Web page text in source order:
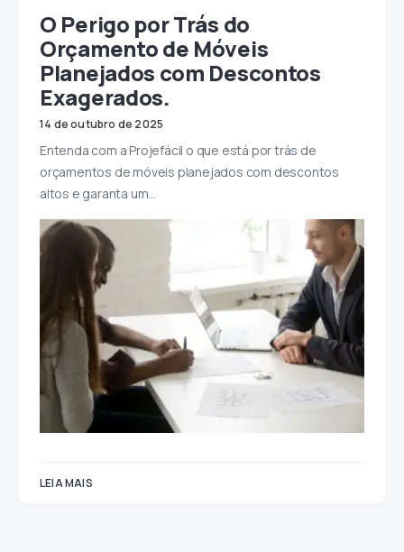
O Perigo por Trás do
Orçamento de Móveis
Planejados com Descontos
Exagerados.
14 de outubro de 2025
Entenda com a Projefácil o que está por trás de
orçamentos de móveis planejados com descontos
altos e garanta um…
LEIA MAIS